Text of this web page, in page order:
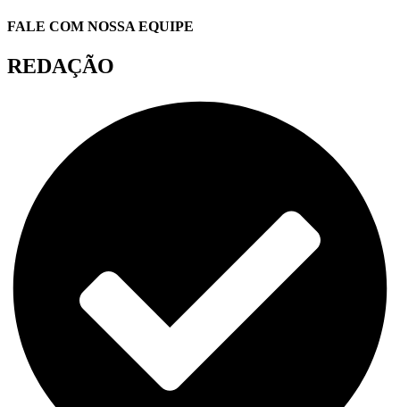
FALE COM NOSSA EQUIPE
REDAÇÃO